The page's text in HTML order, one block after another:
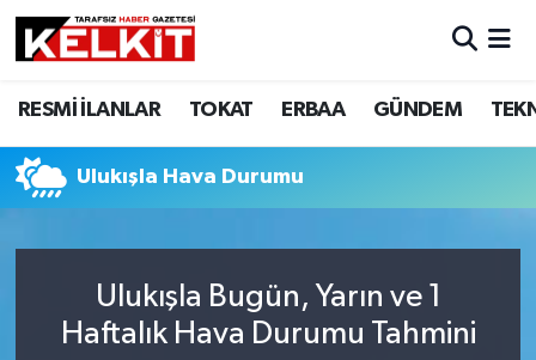
RESMİ İLANLAR TOKAT ERBAA GÜNDEM
Ulukışla Hava Durumu
Ulukışla Bugün, Yarın ve 1
Haftalık Hava Durumu Tahmini